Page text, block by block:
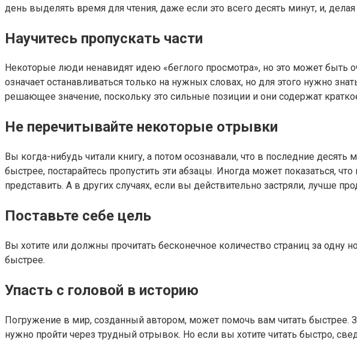
день выделять время для чтения, даже если это всего десять минут, и,
Научитесь пропускать части
Некоторые люди ненавидят идею «беглого просмотра», но это может быть
означает останавливаться только на нужных словах, но для этого нужно
решающее значение, поскольку это сильные позиции и они содержат
Не перечитывайте некоторые отрывки
Вы когда-нибудь читали книгу, а потом осознавали, что в последние
быстрее, постарайтесь пропустить эти абзацы. Иногда может
представить. А в других случаях, если вы действительно застряли, лучше
Поставьте себе цель
Вы хотите или должны прочитать бесконечное количество страниц за одну
быстрее.
Упасть с головой в историю
Погружение в мир, созданный автором, может помочь вам читать быстрее.
нужно пройти через трудный отрывок. Но если вы хотите читать быстро,